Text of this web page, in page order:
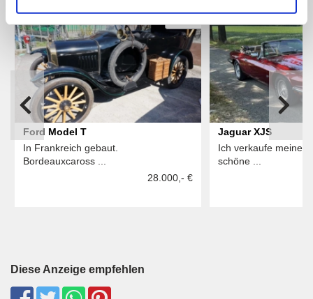
1
Ford Model T
In Frankreich gebaut.
Bordeauxcaross ...
28.000,- €
Jaguar XJS
Ich verkaufe meinen
schöne ...
Diese Anzeige empfehlen